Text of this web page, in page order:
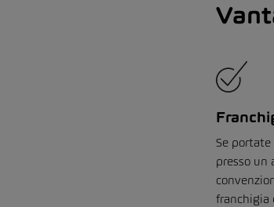
Se
presso un
franchigia